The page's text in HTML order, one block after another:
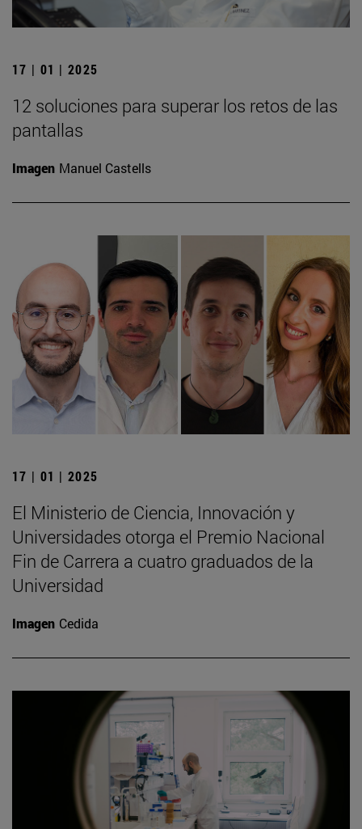
17 | 01 | 2025
12 soluciones para superar los retos de las
pantallas
Imagen Manuel Castells
17 | 01 | 2025
El Ministerio de Ciencia, Innovación y
Universidades otorga el Premio Nacional
Fin de Carrera a cuatro graduados de la
Universidad
Imagen Cedida